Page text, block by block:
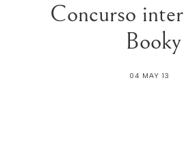
Concurso
Booky
04 MAY 13